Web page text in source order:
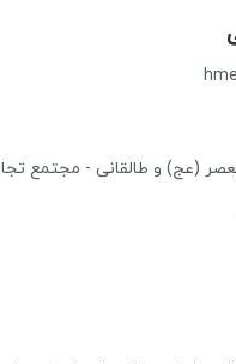
و طالقانی - مجتمع تجاری نور